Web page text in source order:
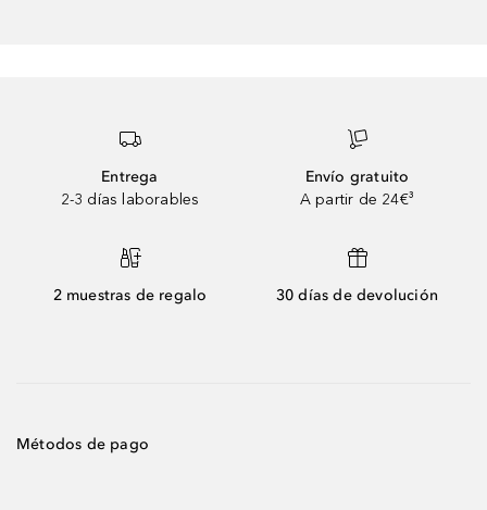
Entrega
2-3 días laborables
Envío gratuito
A partir de 24€³
2 muestras de regalo 30 días de devolución
Métodos de pago